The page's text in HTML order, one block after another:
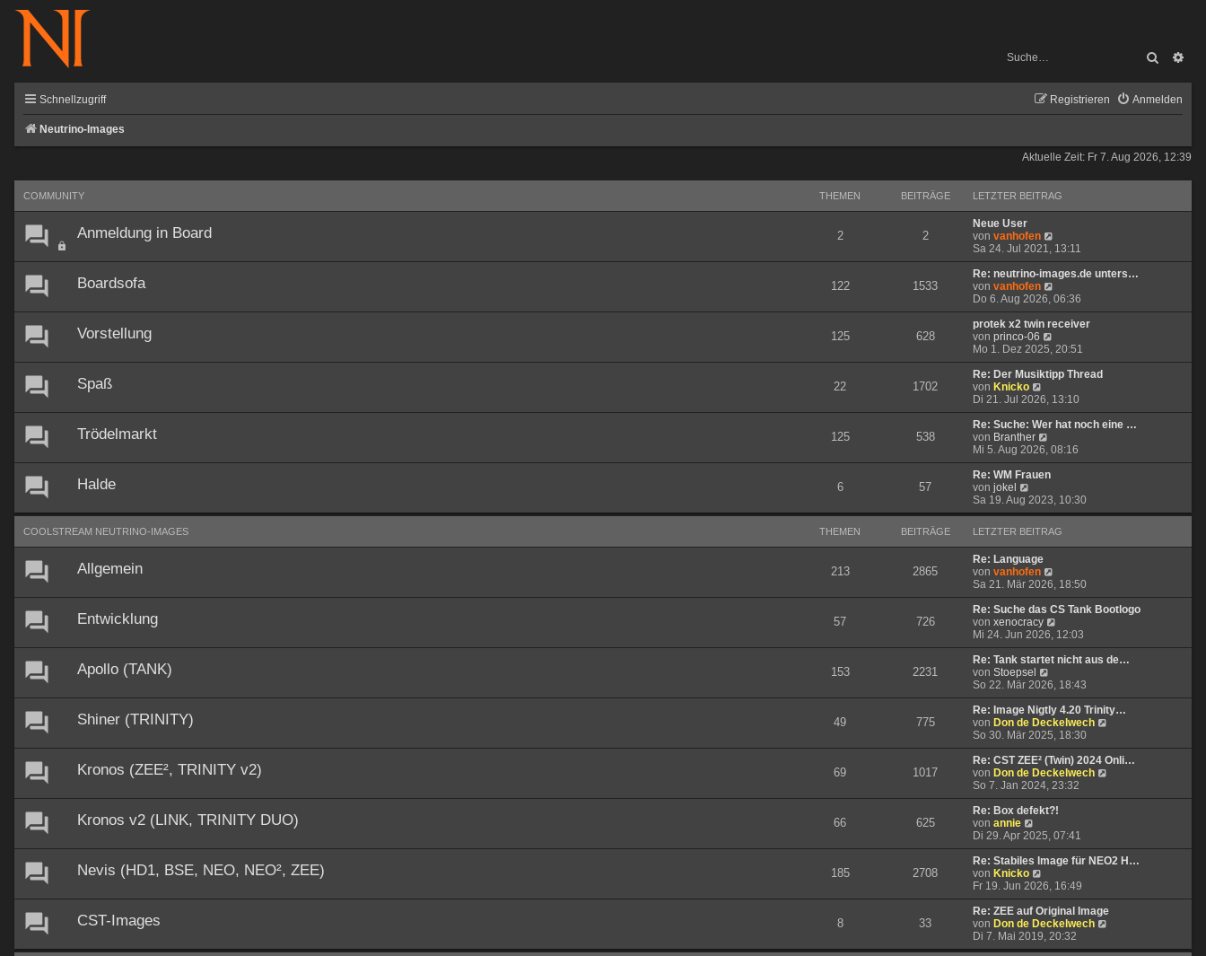
Suche
Schnellzugriff Anmelden
Registrieren
Neutrino-Images
Aktuelle Zeit: Fr 7. Aug 2026, 12:39
COMMUNITY THEMEN BEITRÄGE LETZTER BEITRAG
Anmeldung in Board 2 2
Neue User
von vanhofen
e
u
e
t
e
r
e
i
t
a
g
Sa 24. Jul 2021, 13:11
Boardsofa 122 1533
Re: neutrino-images.de unters…
von vanhofen
e
u
e
t
e
r
e
i
t
a
g
Do 6. Aug 2026, 06:36
Vorstellung 125 628
protek x2 twin receiver
von princo-06
e
u
e
t
e
r
e
i
g
Mo 1. Dez 2025, 20:51
Spaß 22 1702
Re: Der Musiktipp Thread
von Knicko
e
u
e
s
t
e
r
e
i
r
a
g
Di 21. Jul 2026, 13:10
Trödelmarkt 125 538
Re: Suche: Wer hat noch eine …
von Branther
e
u
e
t
e
B
e
t
r
a
g
Mi 5. Aug 2026, 08:16
Halde 6 57
Re: WM Frauen
von jokel
e
u
s
t
e
r
B
e
i
t
r
a
g
Sa 19. Aug 2023, 10:30
COOLSTREAM NEUTRINO-IMAGES THEMEN BEITRÄGE LETZTER BEITRAG
Allgemein 213 2865
Re: Language
von vanhofen
e
u
e
s
e
r
e
i
t
r
a
g
Sa 21. Mär 2026, 18:50
Entwicklung 57 726
Re: Suche das CS Tank Bootlogo
von xenocracy
e
u
e
e
r
B
e
i
t
r
a
g
Mi 24. Jun 2026, 12:03
Apollo (TANK) 153 2231
Re: Tank startet nicht aus de…
von Stoepsel
e
u
e
s
t
e
r
B
e
i
t
a
g
So 22. Mär 2026, 18:43
Shiner (TRINITY) 49 775
Re: Image Nigtly 4.20 Trinity…
von Don de Deckelwech
u
e
e
i
t
g
So 30. Mär 2025, 18:30
Kronos (ZEE², TRINITY v2) 69 1017
Re: CST ZEE² (Twin) 2024 Onli…
von Don de Deckelwech
u
e
r
i
t
g
So 7. Jan 2024, 23:32
Kronos v2 (LINK, TRINITY DUO) 66 625
Re: Box defekt?!
von annie
e
u
e
s
t
e
r
B
e
i
Di 29. Apr 2025, 07:41
Nevis (HD1, BSE, NEO, NEO², ZEE) 185 2708
Re: Stabiles Image für NEO2 H…
von Knicko
e
u
e
s
t
e
Fr 19. Jun 2026, 16:49
CST-Images 8 33
Re: ZEE auf Original Image
von Don de Deckelwech
u
Di 7. Mai 2019, 20:32